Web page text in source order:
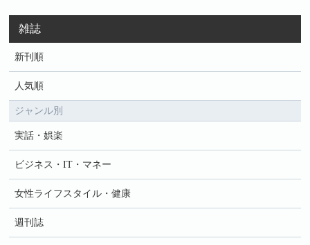
雑誌
新刊順
人気順
ジャンル別
実話・娯楽
ビジネス・IT・マネー
女性ライフスタイル・健康
週刊誌